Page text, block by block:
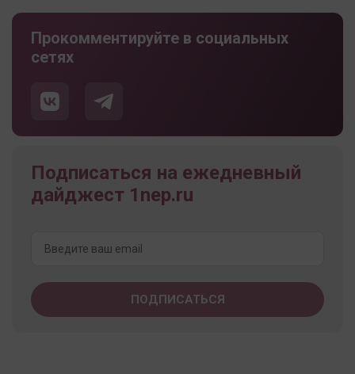
Прокомментируйте в социальных
сетях
Подписаться на ежедневный
дайджест 1nep.ru